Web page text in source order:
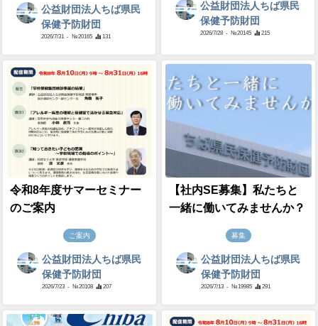
公益財団法人ちば県民
保健予防財団
2026/7/31 - №20165 131
公益財団法人ちば県民
保健予防財団
2026/7/28 - №20145 215
令和8年度サマーセミナー
のご案内
ご案内
公益財団法人ちば県民
保健予防財団
2026/7/23 - №20108 207
【社内SE募集】私たちと
一緒に働いてみませんか？
募集
公益財団法人ちば県民
保健予防財団
2026/7/13 - №19985 291